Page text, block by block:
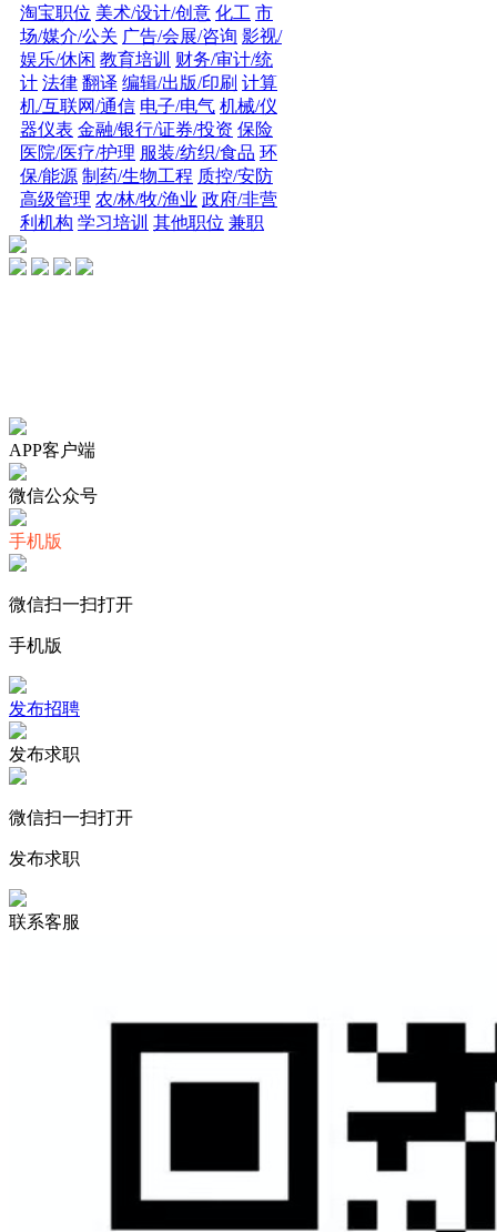
淘宝职位 美术/设计/创意 化工 市
场/媒介/公关 广告/会展/咨询 影视/
娱乐/休闲 教育培训 财务/审计/统
计 法律 翻译 编辑/出版/印刷 计算
机/互联网/通信 电子/电气 机械/仪
器仪表 金融/银行/证券/投资 保险
医院/医疗/护理 服装/纺织/食品 环
保/能源 制药/生物工程 质控/安防
高级管理 农/林/牧/渔业 政府/非营
利机构 学习培训 其他职位 兼职
APP客户端
微信公众号
手机版
微信扫一扫打开
手机版
发布招聘
发布求职
微信扫一扫打开
发布求职
联系客服